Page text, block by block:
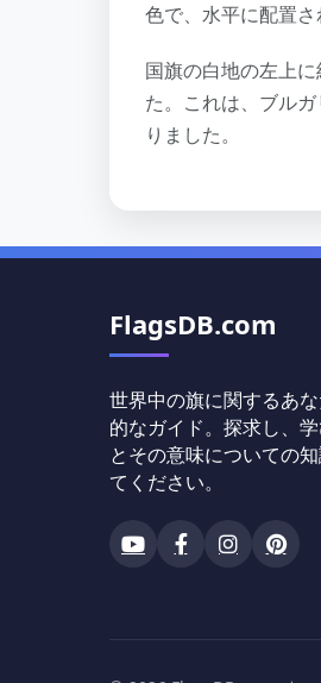
色で、水平に配置さ
国旗の白地の左上
た。これは、ブル
りました。
FlagsDB.com
世界中の旗に関するあ
的なガイド。探求し、
とその意味についての
てください。